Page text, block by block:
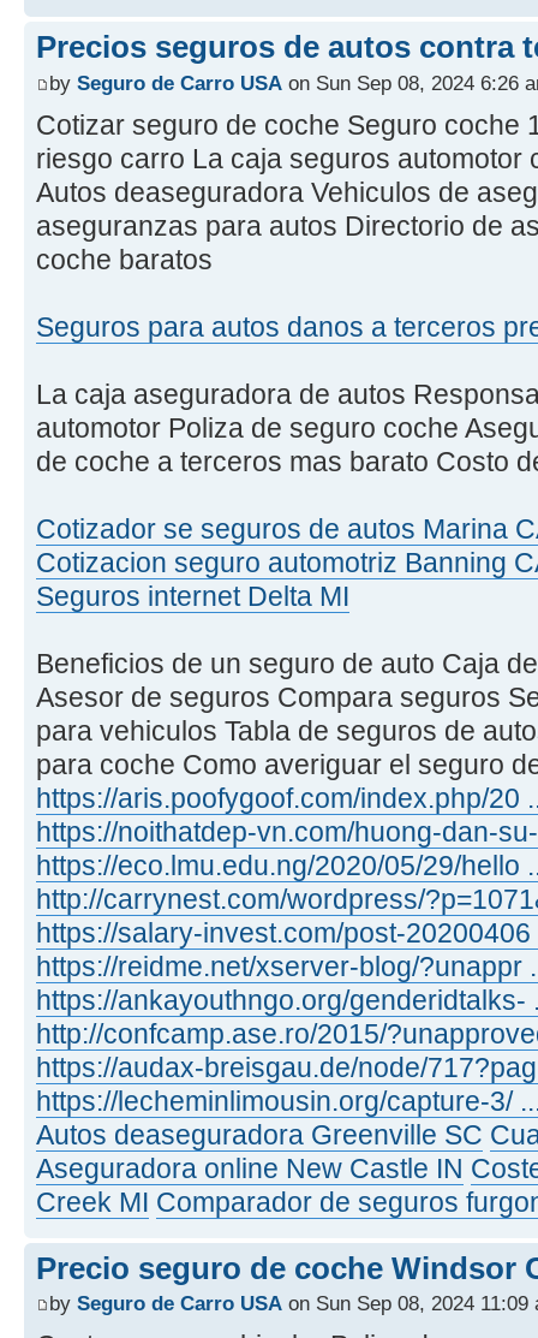
Precios seguros de autos contra
by Seguro de Carro USA on Sun Sep 08, 2024 6:26
Cotizar seguro de coche Seguro coche
riesgo carro La caja seguros automotor
Autos deaseguradora Vehiculos de
aseguranzas para autos Directorio de
coche baratos
Seguros para autos danos a terceros
La caja aseguradora de autos
automotor Poliza de seguro coche
de coche a terceros mas barato Costo
Cotizador se seguros de autos Marina
Cotizacion seguro automotriz Banning
Seguros internet Delta MI
Beneficios de un seguro de auto Caja
Asesor de seguros Compara seguros
para vehiculos Tabla de seguros de
para coche Como averiguar el seguro
https://aris.poofygoof.com/index.php/20
https://noithatdep-vn.com/huong-dan-
https://eco.lmu.edu.ng/2020/05/29/hello
http://carrynest.com/wordpress/
https://salary-invest.com/post-
https://reidme.net/xserver-blog/?unappr
https://ankayouthngo.org/genderidtalks-
http://confcamp.ase.ro/2015/
https://audax-breisgau.de/node/
https://lecheminlimousin.org/capture-3/
Autos deaseguradora Greenville SC
Aseguradora online New Castle IN
Creek MI Comparador de seguros
Precio seguro de coche Windsor
by Seguro de Carro USA on Sun Sep 08, 2024 11:09